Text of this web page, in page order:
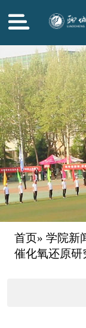
首页» 学院新
催化氧还原研